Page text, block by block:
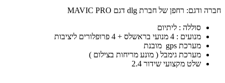
חברה ודגם: רחפן של חברת dlg דגם MAVIC PRO
סוללה : ליתיום
מנועים : 4 מנועי בראשלס + 4 פרופלורים ליציבות
מערכת gps מובנת
מערכת גימבל ( מונע מריחות בצילום )
שלט מקצועי שידור 2.4